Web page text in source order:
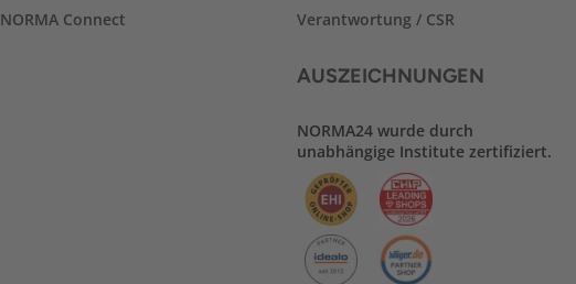
NORMA Connect
Verantwortung / CSR
AUSZEICHNUNGEN
NORMA24 wurde durch
unabhängige Institute zertifiziert.